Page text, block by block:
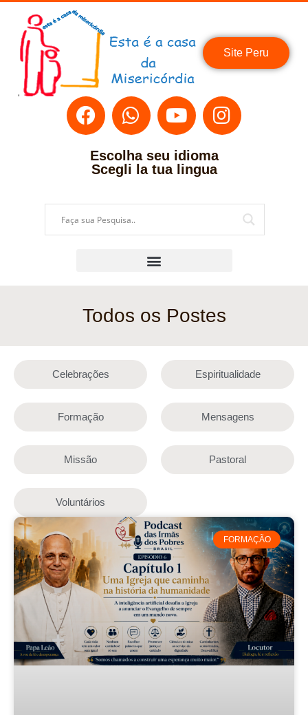
Site Peru
Escolha seu idioma
Scegli la tua lingua
Todos os Postes
Celebrações Espiritualidade
Formação Mensagens
Missão Pastoral
Voluntários
FORMAÇÃO